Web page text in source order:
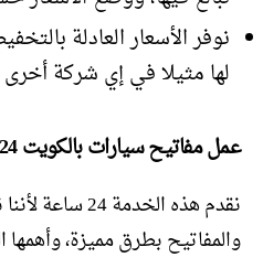
نوفر الأسعار العادلة
لها مثيلا في إي شركة أخرى
عمل مفاتيح سيارات بالكويت 24 ساعة :
نقدم هذه
والمفاتيح بطرق مميزة، وأهمها